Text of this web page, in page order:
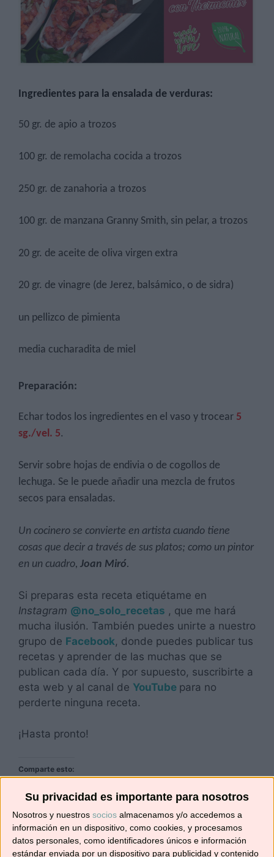
Su privacidad es importante para nosotros
Nosotros y nuestros socios almacenamos y/o accedemos a
información en un dispositivo, como cookies, y procesamos
datos personales, como identificadores únicos e información
estándar enviada por un dispositivo para publicidad y contenido
Ingredientes para la ensalada de verduras:
50 gr. de apio a trozos
100 gr. de remolacha cocida a trozos
250 gr. de zanahoria a trozos
100 gr. de manzana Granny Smith, sin pelar, a trozos
20 gr. de aceite de oliva virgen extra
20 gr. de vinagre (de Jerez, balsámico, o de sidra)
un pellizco de pimienta
media cucharadita de miel
Preparación:
Echar todos los ingredientes en el vaso y trocear 5
sg./vel. 5.
Servir sobre hojas de endivia o de cogollos de
lechuga. Se le puede añadir una mezcla de frutos
secos para ensaladas.
Un cocinero se convierte en artista cuando tiene
cosas que decir a través de sus platos; como un pintor
en un cuadro, Joan Miró.
Si preparas esta receta etiquétame en
Instagram @no_solo_recetas , que me hará
mucha ilusión. También puedes unirte a nuestro
grupo de Facebook, donde puedes publicar tus
recetas y aprender de las muchas que se
publican cada día. Y por supuesto, suscribirte a
esta web y al canal de YouTube para no
perderte ninguna receta.
¡Hasta pronto!
Comparte esto:
Compartir
Me gusta esto: